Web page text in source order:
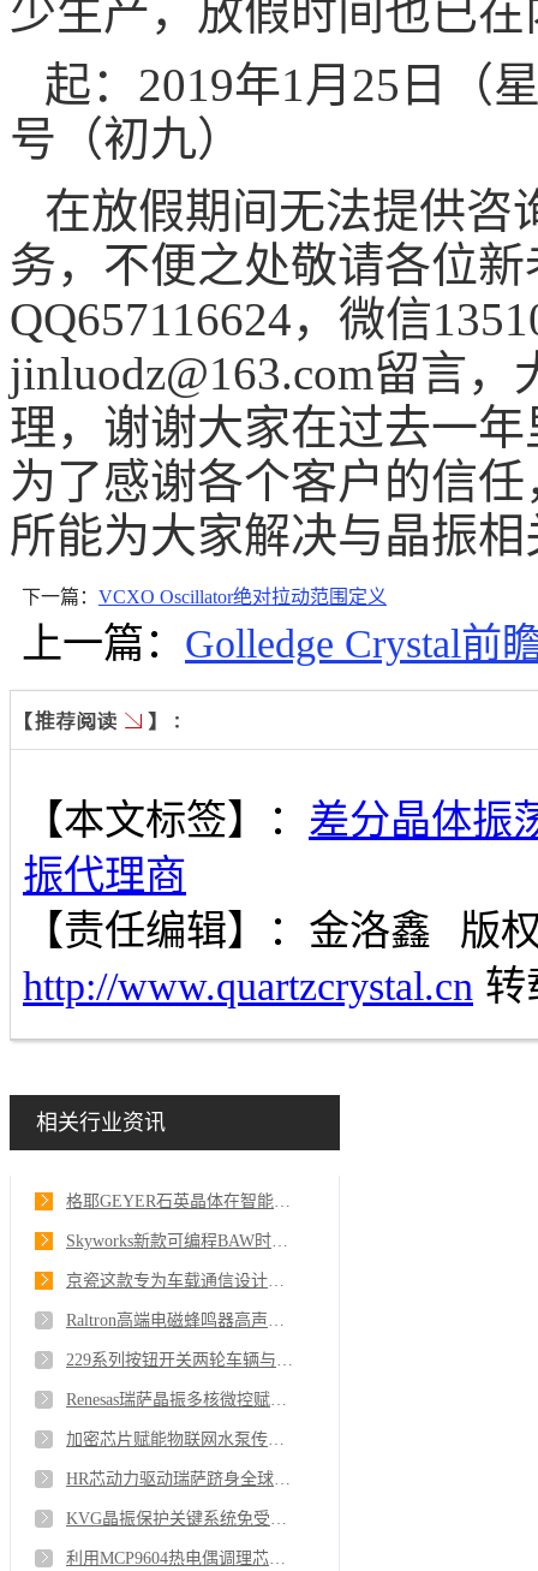
少生产，放假时间也已
起： 2019年1月 25 日（
号（初九）
在放假期间无法提供咨
务，不便之处敬请各位
QQ657116624， 微信
jinluodz@163.com留言，
理，谢谢大家在过去一年
为了感谢各个客户的信任
所能为大家解决与晶振
下一篇： VCXO Oscillator绝对拉动范围定义
上一篇： Golledge Crystal前
【本文标签】： 差分晶体振
振代理商
【责任编辑】： 金洛鑫
版
http://www.quartzcrystal.cn 转
相关行业资讯
格耶GEYER石英晶体在智能流行健康设备上的使用
Skyworks新款可编程BAW时钟5G6G与数据中心的时间主宰
京瓷这款专为车载通信设计的TCXO凭什么脱颖而出
Raltron高端电磁蜂鸣器高声压级场景的破局者
229系列按钮开关两轮车辆与工厂控制设备的可靠伙伴
Renesas瑞萨晶振多核微控赋能开启创新新篇
加密芯片赋能物联网水泵传感器的慈善新征程
HR芯动力驱动瑞萨跻身全球前三半导体巨头
KVG晶振保护关键系统免受GNSS欺骗攻击和干扰
利用MCP9604热电偶调理芯片在极端环境下进行精确的温度测量